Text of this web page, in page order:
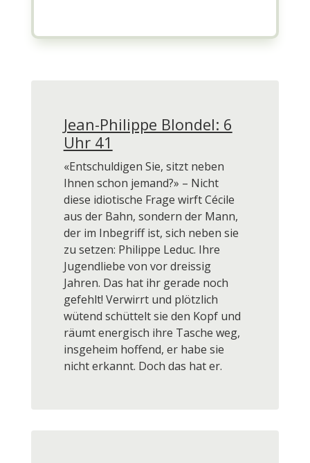
Jean-Philippe Blondel: 6
Uhr 41
«Entschuldigen Sie, sitzt neben
Ihnen schon jemand?» – Nicht
diese idiotische Frage wirft Cécile
aus der Bahn, sondern der Mann,
der im Inbegriff ist, sich neben sie
zu setzen: Philippe Leduc. Ihre
Jugendliebe von vor dreissig
Jahren. Das hat ihr gerade noch
gefehlt! Verwirrt und plötzlich
wütend schüttelt sie den Kopf und
räumt energisch ihre Tasche weg,
insgeheim hoffend, er habe sie
nicht erkannt. Doch das hat er.